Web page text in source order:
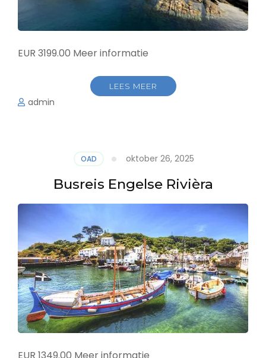
EUR 3199.00 Meer informatie
LEES MEER
admin
OAD oktober 26, 2025
Busreis Engelse Rivièra